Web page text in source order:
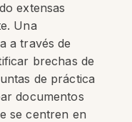
extensas
Una
a través de
brechas de
de práctica
documentos
se centren en